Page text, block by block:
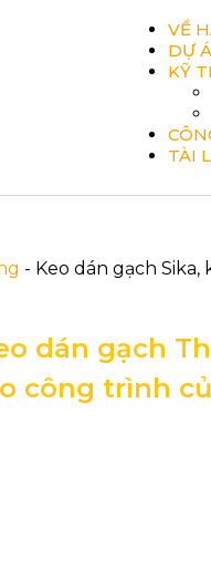
VỀ
DỰ
KỸ
TÀI
- Keo dán gạch Sika,
dán gạch
công trình